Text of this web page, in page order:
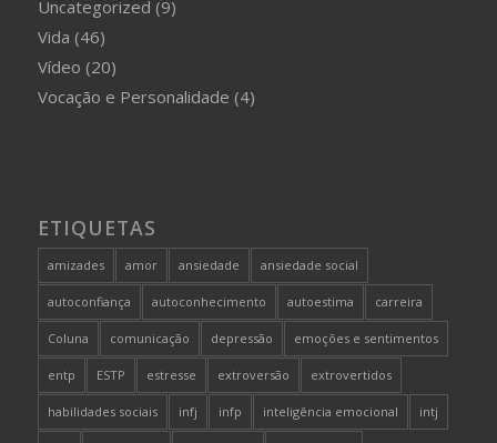
Uncategorized (9)
Vida (46)
Vídeo (20)
Vocação e Personalidade (4)
ETIQUETAS
amizades amor ansiedade ansiedade social
autoconfiança autoconhecimento autoestima carreira
Coluna comunicação depressão emoções e sentimentos
entp ESTP estresse extroversão extrovertidos
habilidades sociais infj infp inteligência emocional intj